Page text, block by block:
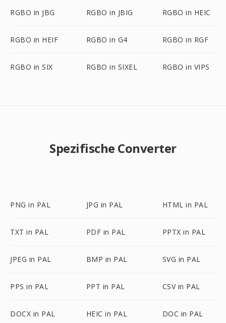
RGBO in JBG RGBO in JBIG RGBO in HEIC
RGBO in HEIF RGBO in G4 RGBO in RGF
RGBO in SIX RGBO in SIXEL RGBO in VIPS
Spezifische Converter
PNG in PAL JPG in PAL HTML in PAL
TXT in PAL PDF in PAL PPTX in PAL
JPEG in PAL BMP in PAL SVG in PAL
PPS in PAL PPT in PAL CSV in PAL
DOCX in PAL HEIC in PAL DOC in PAL